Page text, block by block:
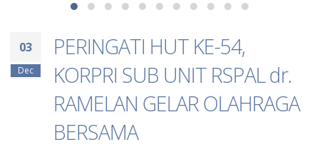
03
Dec
PERINGATI HUT KE-54,
KORPRI SUB UNIT RSPAL dr.
RAMELAN GELAR OLAHRAGA
BERSAMA